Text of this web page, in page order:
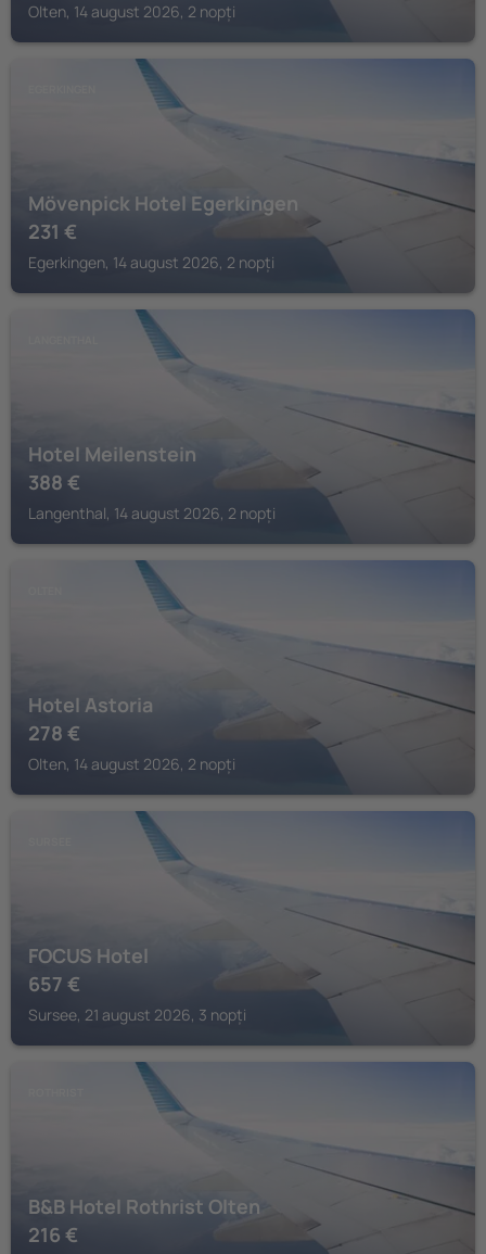
Olten, 14 august 2026, 2 nopți
Mövenpick Hotel Egerkingen
231 €
Egerkingen, 14 august 2026, 2 nopți
Hotel Meilenstein
388 €
Langenthal, 14 august 2026, 2 nopți
Hotel Astoria
278 €
Olten, 14 august 2026, 2 nopți
FOCUS Hotel
657 €
Sursee, 21 august 2026, 3 nopți
B&B Hotel Rothrist Olten
216 €